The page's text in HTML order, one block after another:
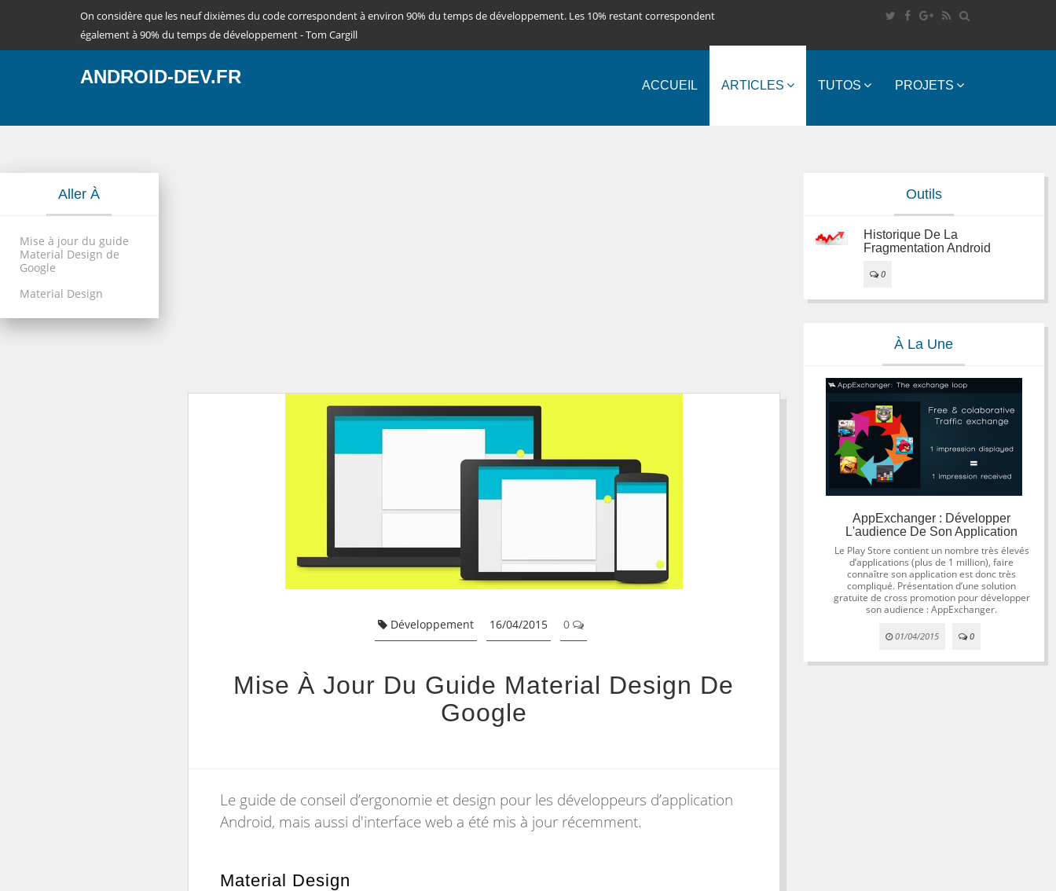
On considère que les neuf dixièmes du code correspondent à environ 90% du temps de développement. Les 10% restant correspondent
également à 90% du temps de développement - Tom Cargill
ANDROID-DEV.FR ACCUEIL ARTICLES TUTOS PROJETS
Aller À
Mise à jour du guide
Material Design de
Google
Material Design
Développement 16/04/2015 0
Mise À Jour Du Guide Material Design De
Google
Le guide de conseil d’ergonomie et design pour les développeurs d’application
Android, mais aussi d'interface web a été mis à jour récemment.
Material Design
Outils
Historique De La
Fragmentation Android
0
À La Une
AppExchanger : Développer
L'audience De Son Application
Le Play Store contient un nombre très élevés
d’applications (plus de 1 million), faire
connaître son application est donc très
compliqué. Présentation d’une solution
gratuite de cross promotion pour développer
son audience : AppExchanger.
01/04/2015 0